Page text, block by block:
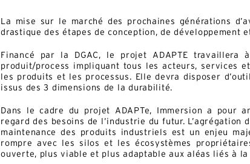
La mise sur le marché des prochaines générations
drastique des étapes de conception, de développement
Financé par la DGAC, le projet ADAPTE travaillera
produit/process impliquant tous les acteurs, services
les produits et les processus. Elle devra disposer
issus des 3 dimensions de la durabilité.
Dans le cadre du projet ADAPTe, Immersion a pour
regard des besoins de l’industrie du futur.
maintenance des produits industriels est un enjeu
rompre avec les silos et les écosystèmes
ouverte, plus viable et plus adaptable aux aléas liés à